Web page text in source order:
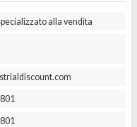
alla vendita